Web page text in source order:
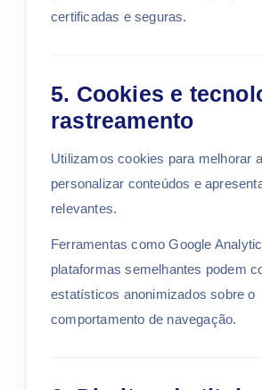
certificadas e seguras.
5. Cookies e
rastreamento
Utilizamos cookies para melhorar
personalizar conteúdos e
relevantes.
Ferramentas como Google
plataformas semelhantes podem
estatísticos anonimizados sobre o
comportamento de navegação.